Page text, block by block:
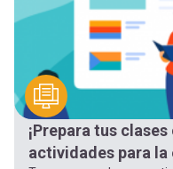
¡Prepara tus
actividades para